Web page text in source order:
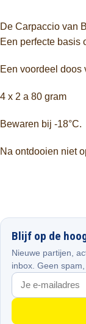
De Carpaccio van
Een perfecte basis
Een voordeel doos
4 x 2 a 80 gram
Bewaren bij -18°C.
Na ontdooien niet
Blijf op de
Nieuwe partijen,
inbox. Geen